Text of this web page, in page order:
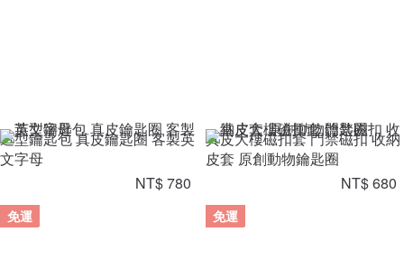
造型鑰匙包 真皮鑰匙圈 客製英
文字母
NT$ 780
真皮大樓磁扣套 門禁磁扣 收納
皮套 原創動物鑰匙圈
NT$ 680
免運 免運